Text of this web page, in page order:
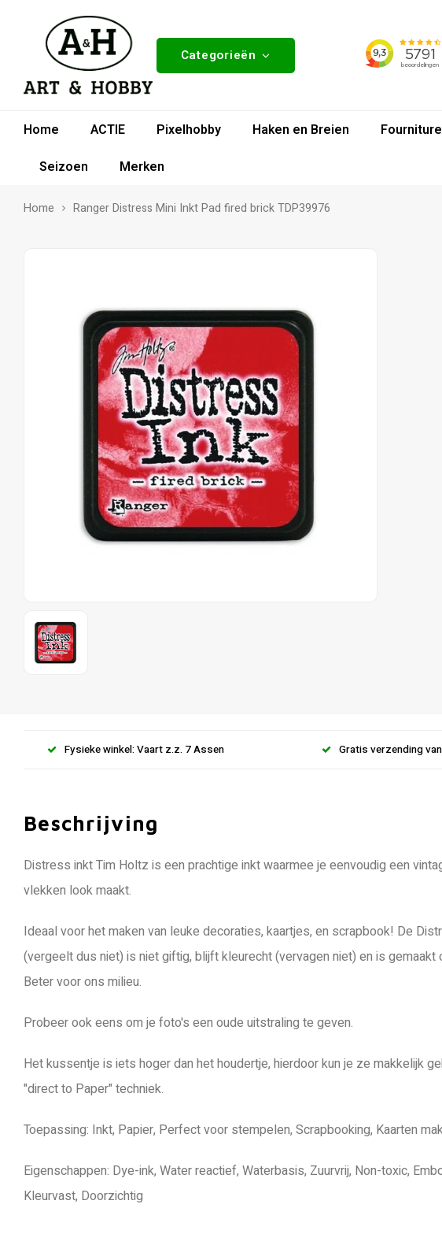
Categorieën
Home ACTIE Pixelhobby Haken en Breien
Seizoen
Merken
Home Ranger Distress Mini Inkt Pad fired brick TDP39976
Fysieke winkel: Vaart z.z. 7 Assen Gratis verzending
Beschrijving
Distress inkt Tim Holtz is een prachtige inkt waarmee je eenvoudig een
vlekken look maakt.
Ideaal voor het maken van leuke decoraties, kaartjes, en scrapbook! De
(vergeelt dus niet) is niet giftig, blijft kleurecht (vervagen niet) en is gemaakt
Beter voor ons milieu.
Probeer ook eens om je foto's een oude uitstraling te geven.
Het kussentje is iets hoger dan het houdertje, hierdoor kun je ze makkelijk
"direct to Paper" techniek.
Toepassing: Inkt, Papier, Perfect voor stempelen, Scrapbooking, Kaarten
Eigenschappen: Dye-ink, Water reactief, Waterbasis, Zuurvrij, Non-toxic,
Kleurvast, Doorzichtig